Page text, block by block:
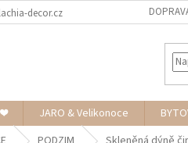
decor.cz
JARO & Velikonoce